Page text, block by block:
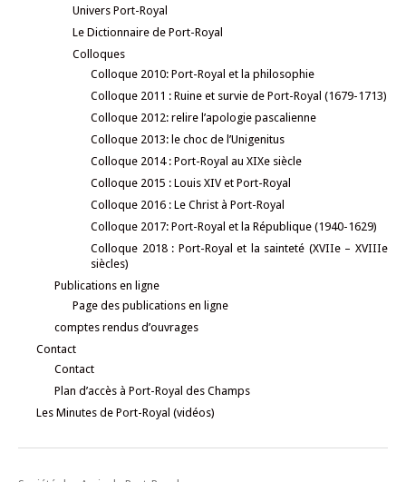
Univers Port-Royal
Le Dictionnaire de Port-Royal
Colloques
Colloque 2010: Port-Royal et la philosophie
Colloque 2011 : Ruine et survie de Port-Royal (1679-1713)
Colloque 2012: relire l’apologie pascalienne
Colloque 2013: le choc de l’Unigenitus
Colloque 2014 : Port-Royal au XIXe siècle
Colloque 2015 : Louis XIV et Port-Royal
Colloque 2016 : Le Christ à Port-Royal
Colloque 2017: Port-Royal et la République (1940-1629)
Colloque 2018 : Port-Royal et la sainteté (XVIIe – XVIIIe
siècles)
Publications en ligne
Page des publications en ligne
comptes rendus d’ouvrages
Contact
Contact
Plan d’accès à Port-Royal des Champs
Les Minutes de Port-Royal (vidéos)